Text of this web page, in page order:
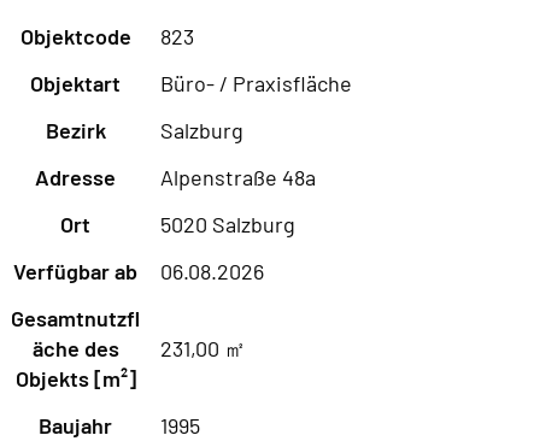
Objektcode
823
Objektart
Büro- / Praxisfläche
Bezirk
Salzburg
Adresse
Alpenstraße 48a
Ort
5020 Salzburg
Verfügbar ab
06.08.2026
Gesamtnutzfl
äche des
Objekts [m²]
231,00 ㎡
Baujahr
1995